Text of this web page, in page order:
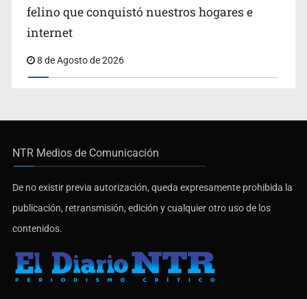
felino que conquistó nuestros hogares e
internet
8 de Agosto de 2026
NTR Medios de Comunicación
De no existir previa autorización, queda expresamente prohibida la
publicación, retransmisión, edición y cualquier otro uso de los
contenidos.